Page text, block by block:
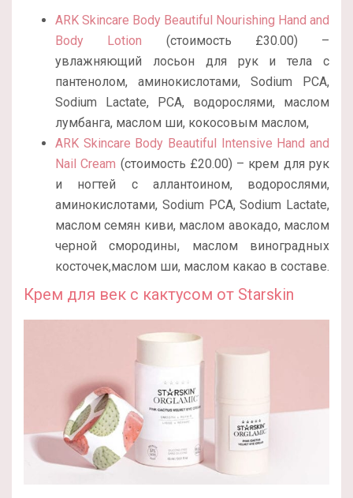
ARK Skincare Body Beautiful Nourishing Hand and
Body Lotion (стоимость £30.00) –
увлажняющий лосьон для рук и тела с
пантенолом, аминокислотами, Sodium PCA,
Sodium Lactate, PCA, водорослями, маслом
лумбанга, маслом ши, кокосовым маслом,
ARK Skincare Body Beautiful Intensive Hand and
Nail Cream (стоимость £20.00) – крем для рук
и ногтей с аллантоином, водорослями,
аминокислотами, Sodium PCA, Sodium Lactate,
маслом семян киви, маслом авокадо, маслом
черной смородины, маслом виноградных
косточек,маслом ши, маслом какао в составе.
Крем для век с кактусом от Starskin